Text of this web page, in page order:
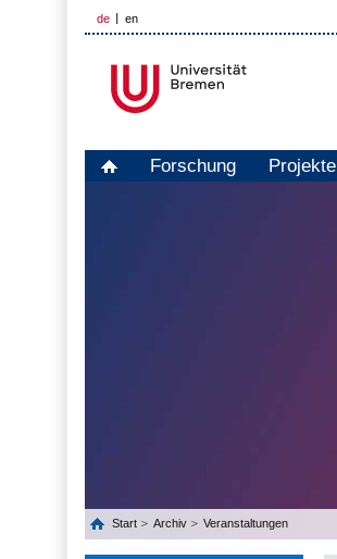
de en
Forschung Projekte
Start Archiv Veranstaltungen